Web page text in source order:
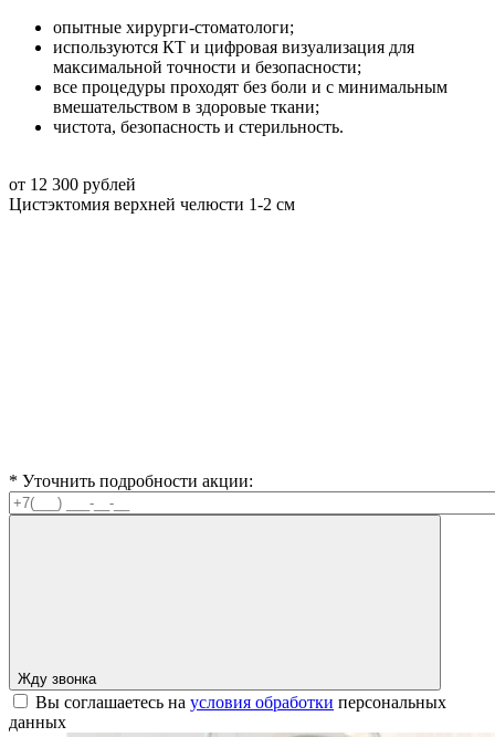
опытные хирурги-стоматологи;
используются КТ и цифровая визуализация для
максимальной точности и безопасности;
все процедуры проходят без боли и с минимальным
вмешательством в здоровые ткани;
чистота, безопасность и стерильность.
от 12 300 рублей
Цистэктомия верхней челюсти 1-2 см
* Уточнить подробности акции:
Жду звонка
Вы соглашаетесь на условия обработки персональных
данных